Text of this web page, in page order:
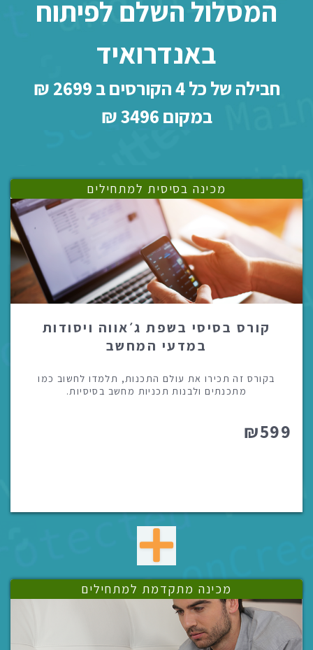
המסלול השלם לפיתוח
באנדרואיד
חבילה של כל 4 הקורסים ב 2699 ₪
במקום 3496 ₪
מכינה בסיסית למתחילים
קורס בסיסי בשפת ג׳אווה ויסודות
במדעי המחשב
בקורס זה תכירו את עולם התכנות, תלמדו לחשוב כמו
מתכנתים ולבנות תכניות מחשב בסיסיות.
₪599
מכינה מתקדמת למתחילים